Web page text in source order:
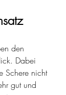
den
Dabei
Schere nicht
gut und